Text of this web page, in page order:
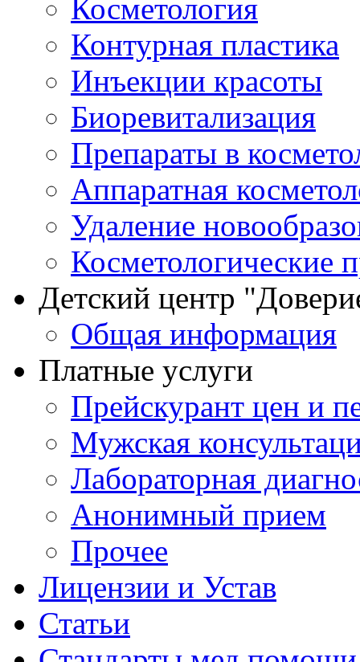
Косметология
Контурная пластика
Инъекции красоты
Биоревитализация
Препараты в
Аппаратная
Удаление
Косметологические
Детский центр
Общая информация
Платные услуги
Прейскурант цен и
Мужская
Лабораторная
Анонимный прием
Прочее
Лицензии и Устав
Статьи